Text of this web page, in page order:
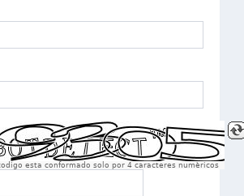
esta conformado solo por 4 caracteres numèricos